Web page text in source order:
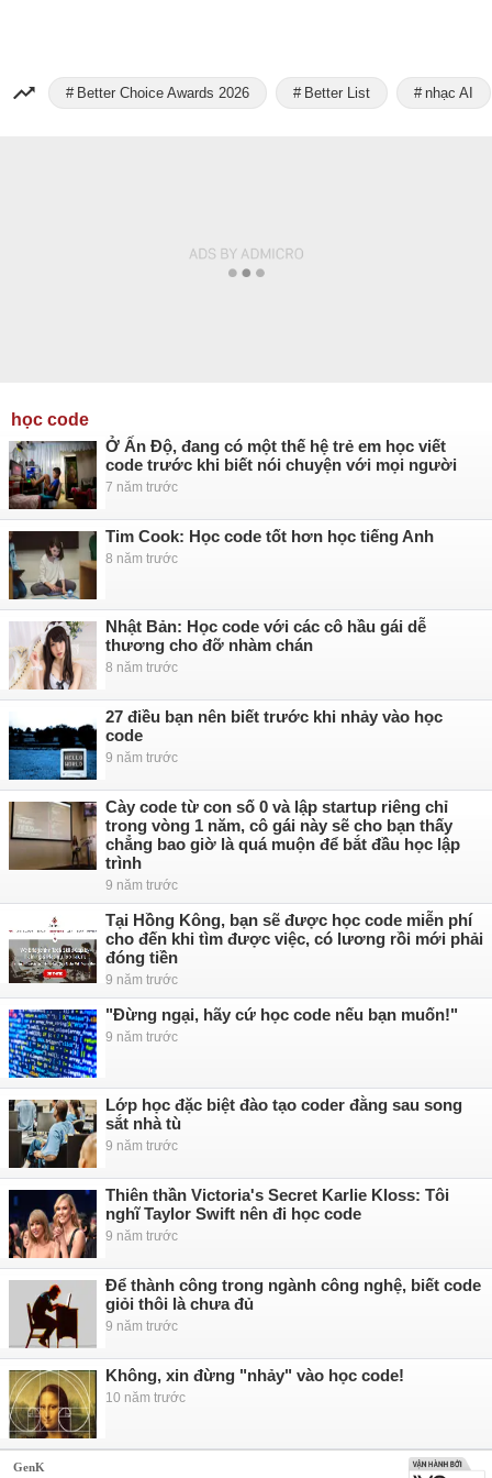
Better Choice Awards 2026 Better List nhạc AI
học code
Ở Ấn Độ, đang có một thế hệ trẻ em học viết
code trước khi biết nói chuyện với mọi người
7 năm trước
Tim Cook: Học code tốt hơn học tiếng Anh
8 năm trước
Nhật Bản: Học code với các cô hầu gái dễ
thương cho đỡ nhàm chán
8 năm trước
27 điều bạn nên biết trước khi nhảy vào học
code
9 năm trước
Cày code từ con số 0 và lập startup riêng chỉ
trong vòng 1 năm, cô gái này sẽ cho bạn thấy
chẳng bao giờ là quá muộn để bắt đầu học lập
trình
9 năm trước
Tại Hồng Kông, bạn sẽ được học code miễn phí
cho đến khi tìm được việc, có lương rồi mới phải
đóng tiền
9 năm trước
"Đừng ngại, hãy cứ học code nếu bạn muốn!"
9 năm trước
Lớp học đặc biệt đào tạo coder đằng sau song
sắt nhà tù
9 năm trước
Thiên thần Victoria's Secret Karlie Kloss: Tôi
nghĩ Taylor Swift nên đi học code
9 năm trước
Để thành công trong ngành công nghệ, biết code
giỏi thôi là chưa đủ
9 năm trước
Không, xin đừng "nhảy" vào học code!
10 năm trước
GenK